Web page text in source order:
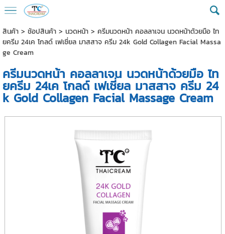
สินค้า> ช้อปสินค้า> นวดหน้า> ครีมนวดหน้า คอลลาเจน นวดหน้าด้วยมือ ไท
ยครีม 24เค โกลด์ เฟเชี่ยล มาสสาจ ครีม 24k Gold Collagen Facial Massa
ge Cream
ครีมนวดหน้า คอลลาเจน นวดหน้าด้วยมือ ไท
ยครีม 24เค โกลด์ เฟเชี่ยล มาสสาจ ครีม 24
k Gold Collagen Facial Massage Cream